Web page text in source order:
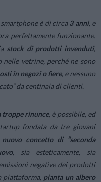
è di circa3 anni, e
perfettamente funzionante.
stock di prodotti invenduti,
vetrine, perché ne sono
in negozi o fiere, e nessuno
da centinaia di clienti.
troppe rinunce, è possibile, ed
fondata da tre giovani
nuovo concetto di “seconda
, sia esteticamente, sia
negative dei prodotti
piattaforma, pianta un albero